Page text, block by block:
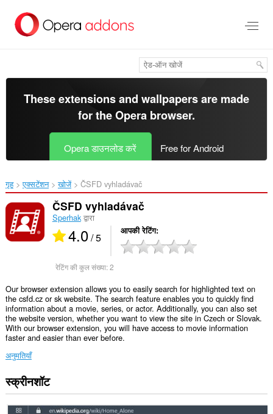
सामग्री
These extensions and wallpapers are made
for theOpera browser.
Opera डाउनलोड करें Free for Android
गृह एक्सटेंशन खोजें ČSFD vyhladávač‎
ČSFD vyhladávač
Sperhakद्वारा
4.0/ 5 आपकी रेटिंग
रेटिंग की कुल संख्या:2
Our browser extension allows you to easily search for highlighted text on
the csfd.cz or sk website. The search feature enables you to quickly find
information about a movie, series, or actor. Additionally, you can also set
the website version, whether you want to view the site in Czech or Slovak.
With our browser extension, you will have access to movie information
faster and easier than ever before.
अनुमतियाँ
यह
एक्सटेंशन
स्क्रीनशॉट